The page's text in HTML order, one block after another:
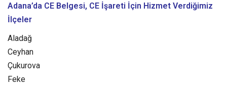
Adana’da CE Belgesi, CE İşareti İçin Hizmet Verdiğimiz
İlçeler
Aladağ
Ceyhan
Çukurova
Feke